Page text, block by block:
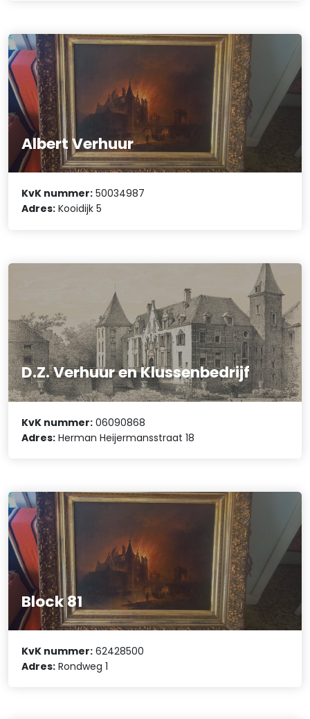
Albert Verhuur
KvK nummer: 50034987
Adres: Kooidijk 5
D.Z. Verhuur en Klussenbedrijf
KvK nummer: 06090868
Adres: Herman Heijermansstraat 18
Block 81
KvK nummer: 62428500
Adres: Rondweg 1